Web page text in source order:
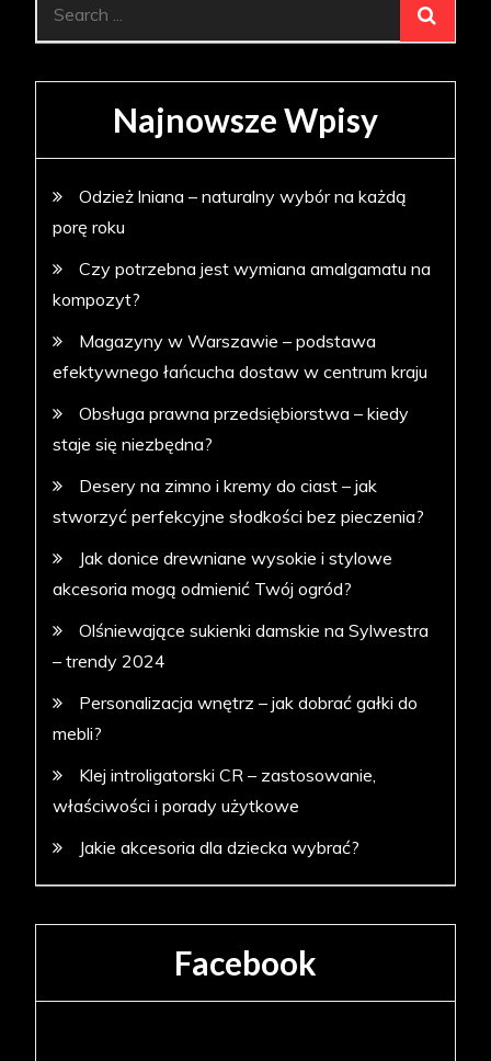
Najnowsze Wpisy
Odzież lniana – naturalny wybór na każdą
porę roku
Czy potrzebna jest wymiana amalgamatu na
kompozyt?
Magazyny w Warszawie – podstawa
efektywnego łańcucha dostaw w centrum kraju
Obsługa prawna przedsiębiorstwa – kiedy
staje się niezbędna?
Desery na zimno i kremy do ciast – jak
stworzyć perfekcyjne słodkości bez pieczenia?
Jak donice drewniane wysokie i stylowe
akcesoria mogą odmienić Twój ogród?
Olśniewające sukienki damskie na Sylwestra
– trendy 2024
Personalizacja wnętrz – jak dobrać gałki do
mebli?
Klej introligatorski CR – zastosowanie,
właściwości i porady użytkowe
Jakie akcesoria dla dziecka wybrać?
Facebook